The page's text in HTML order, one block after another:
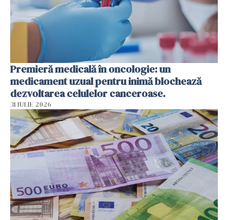
Premieră medicală în oncologie: un
medicament uzual pentru inimă blochează
dezvoltarea celulelor canceroase.
31 IULIE 2026